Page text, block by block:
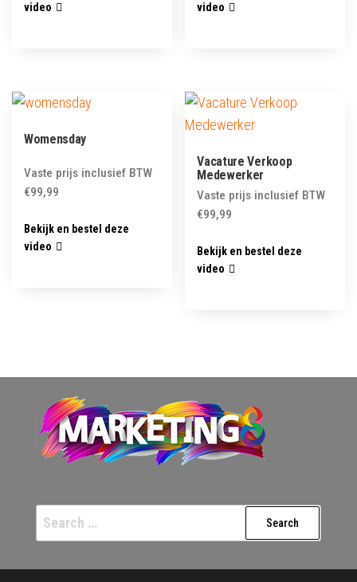
video
video
Womensday
Vaste prijs inclusief BTW
€99,99
Bekijk en bestel deze
video
Vacature Verkoop
Medewerker
Vaste prijs inclusief BTW
€99,99
Bekijk en bestel deze
video
Search
for: